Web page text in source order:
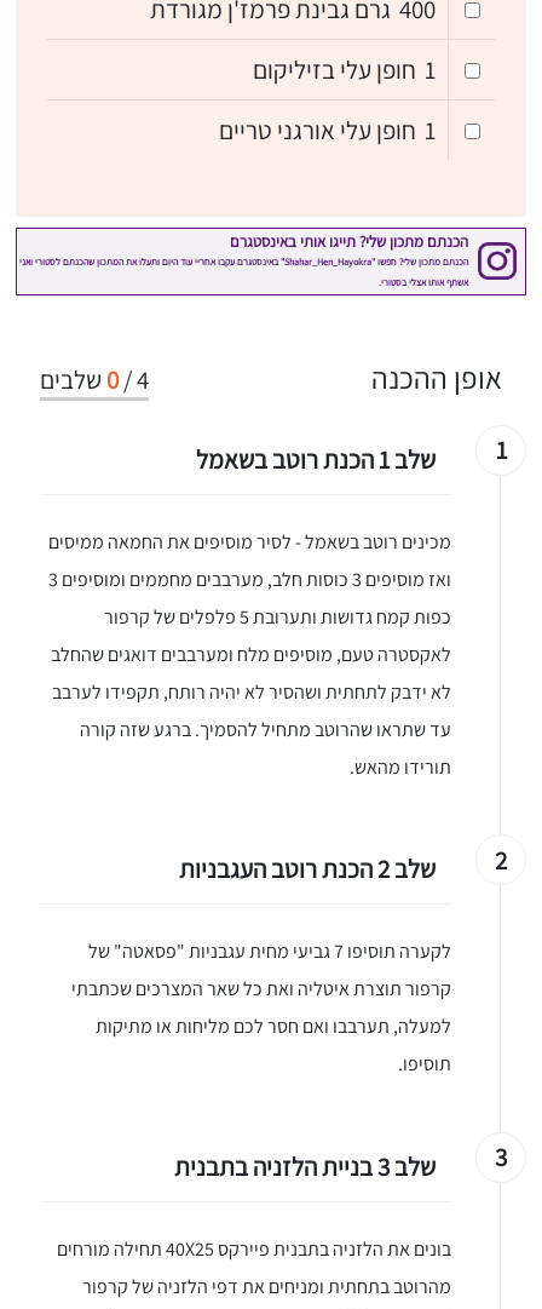
400 גרם גבינת פרמז'ן מגורדת
1 חופן עלי בזיליקום
1 חופן עלי אורגני טריים
4
/
0 שלבים אופן ההכנה
1 שלב 1 הכנת רוטב בשאמל
מכינים רוטב בשאמל - לסיר מוסיפים את החמאה ממיסים
ואז מוסיפים 3 כוסות חלב, מערבבים מחממים ומוסיפים 3
כפות קמח גדושות ותערובת 5 פלפלים של קרפור
לאקסטרה טעם, מוסיפים מלח ומערבבים דואגים שהחלב
לא ידבק לתחתית ושהסיר לא יהיה רותח, תקפידו לערבב
עד שתראו שהרוטב מתחיל להסמיך. ברגע שזה קורה
תורידו מהאש.
2 שלב 2 הכנת רוטב העגבניות
לקערה תוסיפו 7 גביעי מחית עגבניות "פסאטה" של
קרפור תוצרת איטליה ואת כל שאר המצרכים שכתבתי
למעלה, תערבבו ואם חסר לכם מליחות או מתיקות
תוסיפו.
3 שלב 3 בניית הלזניה בתבנית
בונים את הלזניה בתבנית פיירקס 40X25 תחילה מורחים
מהרוטב בתחתית ומניחים את דפי הלזניה של קרפור